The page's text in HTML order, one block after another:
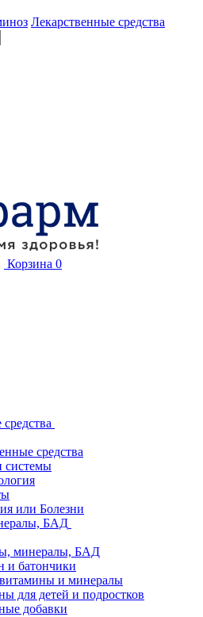
Лекарственные средства
Корзина 0
средства
системы
или Болезни
БАД
минералы, БАД
и батончики
и минералы
для детей и подростков
добавки